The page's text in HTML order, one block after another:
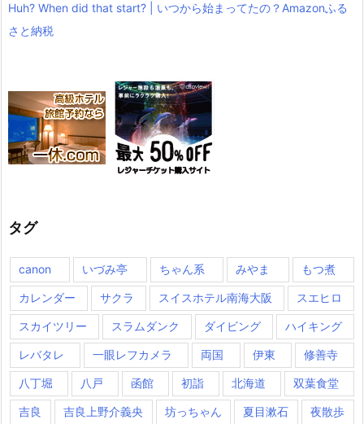
Huh? When did that start? | いつから始まってたの？Amazonふる
さと納税
タグ
canon いづみ亭 ちゃん系 みやま もつ煮
カレンダー サクラ スイスホテル南海大阪 スエヒロ
スカイツリー スラムダンク ダイビング ハイキング
レバタレ 一眼レフカメラ 両国 伊東 修善寺
八丁堀 八戸 函館 初詣 北海道 双葉食堂
吉良 吉良上野介義央 坊っちゃん 夏目漱石 夜散歩